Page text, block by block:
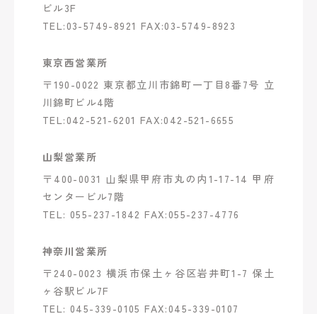
ビル3F
TEL:03-5749-8921 FAX:03-5749-8923
東京西営業所
〒190-0022 東京都立川市錦町一丁目8番7号 立
川錦町ビル4階
TEL:042-521-6201 FAX:042-521-6655
山梨営業所
〒400-0031 山梨県甲府市丸の内1-17-14 甲府
センタービル7階
TEL: 055-237-1842 FAX:055-237-4776
神奈川営業所
〒240-0023 横浜市保土ヶ谷区岩井町1-7 保土
ヶ谷駅ビル7F
TEL: 045-339-0105 FAX:045-339-0107